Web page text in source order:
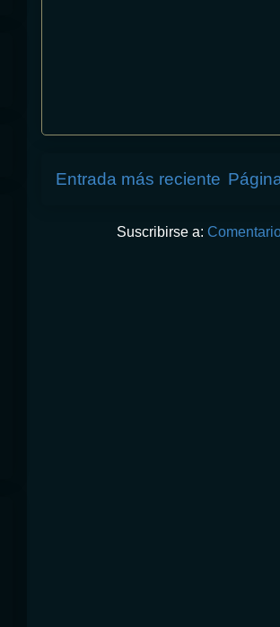
Entrada más reciente
Suscribirse a: